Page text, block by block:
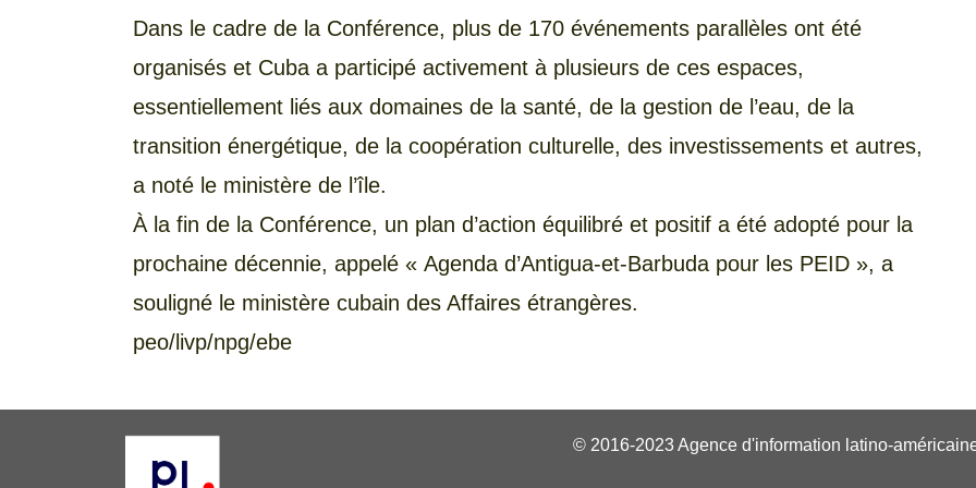
Dans le cadre de la Conférence, plus de 170 événements parallèles ont été
organisés et Cuba a participé activement à plusieurs de ces espaces,
essentiellement liés aux domaines de la santé, de la gestion de l’eau, de la
transition énergétique, de la coopération culturelle, des investissements et autres,
a noté le ministère de l’île.
À la fin de la Conférence, un plan d’action équilibré et positif a été adopté pour la
prochaine décennie, appelé « Agenda d’Antigua-et-Barbuda pour les PEID », a
souligné le ministère cubain des Affaires étrangères.
peo/livp/npg/ebe
© 2016-2023 Agence d'information latino-